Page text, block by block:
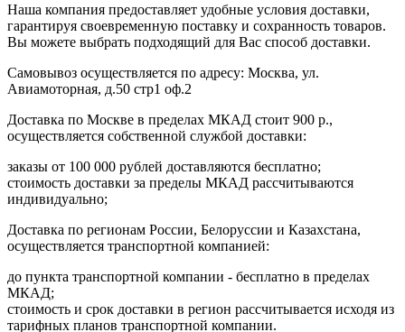
Наша компания предоставляет удобные условия доставки,
гарантируя своевременную поставку и сохранность товаров.
Вы можете выбрать подходящий для Вас способ доставки.
Самовывоз осуществляется по адресу: Москва, ул.
Авиамоторная, д.50 стр1 оф.2
Доставка по Москве в пределах МКАД стоит 900 р.,
осуществляется собственной службой доставки:
заказы от 100 000 рублей доставляются бесплатно;
cтоимость доставки за пределы МКАД рассчитываются
индивидуально;
Доставка по регионам России, Белоруссии и Казахстана,
осуществляется транспортной компанией:
до пункта транспортной компании - бесплатно в пределах
МКАД;
стоимость и срок доставки в регион рассчитывается исходя из
тарифных планов транспортной компании.